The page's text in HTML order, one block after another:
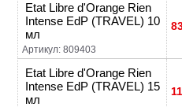
Etat Libre d'Orange Rien
Intense EdP (TRAVEL) 10
мл
Артикул: 809403
Etat Libre d'Orange Rien
Intense EdP (TRAVEL) 15
мл